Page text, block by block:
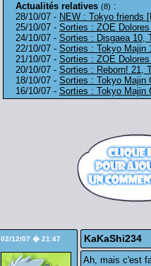
Actualités relatives (8) :
28/10/07 - NEW : Tokyo friends
25/10/07 - Sorties : ZOE
24/10/07 - Sorties : Disgaea 10,
22/10/07 - Sorties : Tokyo Majin
21/10/07 - Sorties : ZOE
20/10/07 - Sorties : Reborn! 21,
18/10/07 - Sorties : Tokyo Majin
16/10/07 - Sorties : Tokyo Majin
02/12/07 � 21:47 KaKaShi234
Ah, mais c'est